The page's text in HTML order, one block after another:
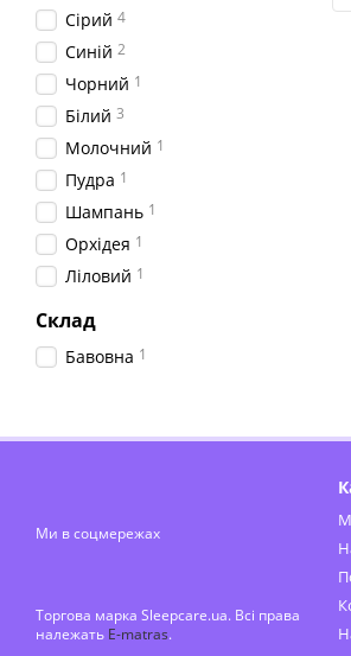
Сірий 4
Синій 2
Чорний 1
Білий 3
Молочний 1
Пудра 1
Шампань 1
Орхідея 1
Ліловий 1
Склад
Бавовна 1
Ми в соцмережах
Торгова марка Sleepcare.ua. Всі права
належать E-matras.